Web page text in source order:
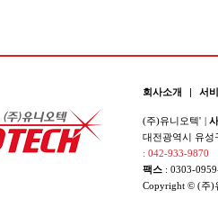
회사소개 | 서
(주)유니오텍' |
대전광역시 유성
: 042-933-9870
팩스 : 0303-
Copyright © (주)